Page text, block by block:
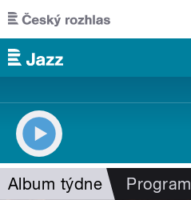
Přejít k hlavnímu obsahu
Album týdne Program